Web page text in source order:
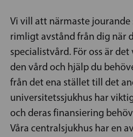
Vi vill att närmaste
rimligt avstånd från dig när
specialistvård. För oss är
den vård och hjälp du
från det ena stället till det
universitetssjukhus har
och deras finansiering
Våra centralsjukhus har en